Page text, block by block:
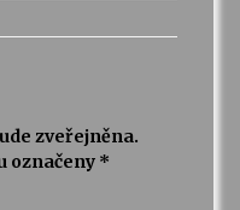
zveřejněna.
označeny *